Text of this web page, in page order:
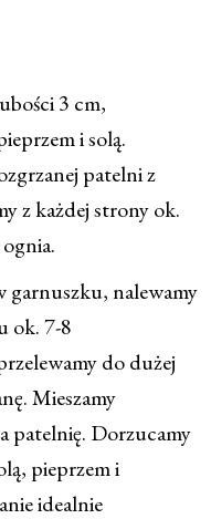
3 cm,
i solą.
patelni z
z każdej strony ok.
garnuszku, nalewamy
ok. 7-8
do dużej
Mieszamy
patelnię. Dorzucamy
pieprzem i
idealnie